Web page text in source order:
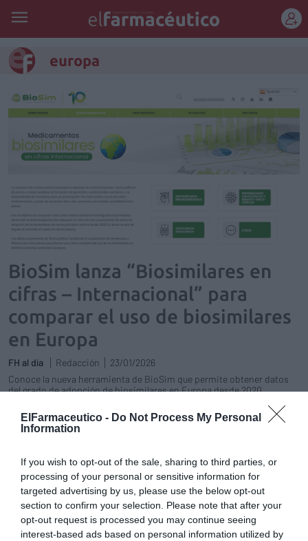
ElFarmaceutico - Do Not Process My Personal
Information
If you wish to opt-out of the sale, sharing to third parties, or
processing of your personal or sensitive information for
targeted advertising by us, please use the below opt-out
section to confirm your selection. Please note that after your
opt-out request is processed you may continue seeing
interest-based ads based on personal information utilized by
europa
BioSim lanza “Biosimilares en
cifras – Internacional” para
comparar el uso de biosimilares
en Europa
FH al día Redacción
23/01/2026
Conoce la nueva herramienta de BioSim que permite obtener datos
del grado de adopción de biosimilares en Europa desde 2020
Receta electrónica europea
Los andaluces podrán retirar
medicación prescrita por el SAS en
las farmacias europeas